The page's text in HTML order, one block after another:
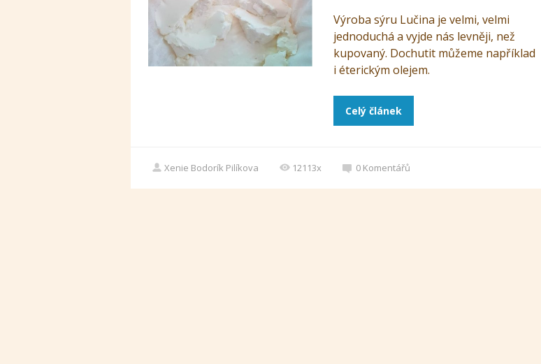
Výroba sýru Lučina je velmi, velmi
jednoduchá a vyjde nás levněji, než
kupovaný. Dochutit můžeme například
i éterickým olejem.
Celý článek
Xenie Bodorík Pilíkova 12113x 0 Komentářů